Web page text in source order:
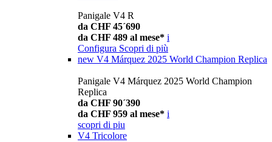
Panigale V4 R
da CHF 45´690
da CHF 489 al mese* i
Configura Scopri di più
new V4 Márquez 2025 World Champion Replica
Panigale V4 Márquez 2025 World Champion
Replica
da CHF 90´390
da CHF 959 al mese* i
scopri di piu
V4 Tricolore